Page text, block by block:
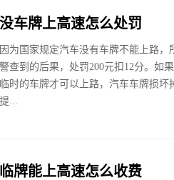
没车牌上高速怎么处罚
因为国家规定汽车没有车牌不能上路
警查到的后果，处罚200元扣12分。如
临时的车牌才可以上路，汽车车牌损
提...
临牌能上高速怎么收费